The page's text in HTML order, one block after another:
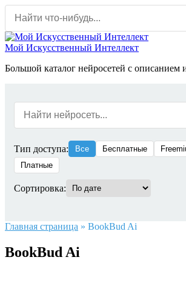
Перейти
содержанию
Мой Искусственный Интеллект
Большой каталог нейросетей с описанием
Тип доступа: Все Бесплатные
Платные
Сортировка:
Главная страница » BookBud Ai
BookBud Ai